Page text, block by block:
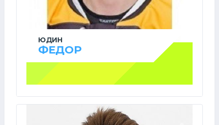
ЮДИН
ФЕДОР